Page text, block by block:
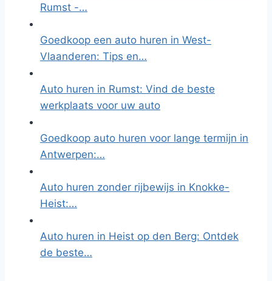
Rumst -…
Goedkoop een auto huren in West-
Vlaanderen: Tips en…
Auto huren in Rumst: Vind de beste
werkplaats voor uw auto
Goedkoop auto huren voor lange termijn in
Antwerpen:…
Auto huren zonder rijbewijs in Knokke-
Heist:…
Auto huren in Heist op den Berg: Ontdek
de beste…